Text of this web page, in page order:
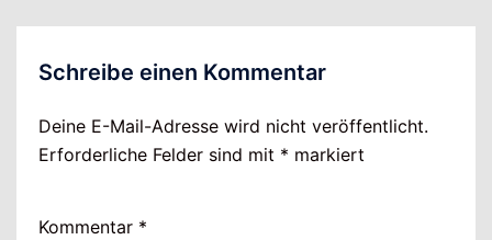
Schreibe einen Kommentar
Deine E-Mail-Adresse wird nicht veröffentlicht.
Erforderliche Felder sind mit * markiert
Kommentar *